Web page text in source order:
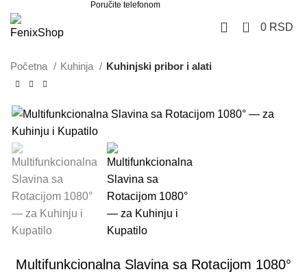
Poručite telefonom
0 0 RSD
Početna Kuhinja Kuhinjski pribor i alati
Multifunkcionalna Slavina sa Rotacijom 1080°